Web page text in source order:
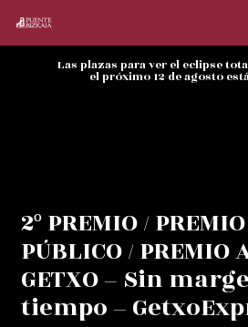
Las plazas para ver el eclipse
el próximo 12 de agosto
2º PREMIO /
PÚBLICO / PREMIO
GETXO – Sin
tiempo –